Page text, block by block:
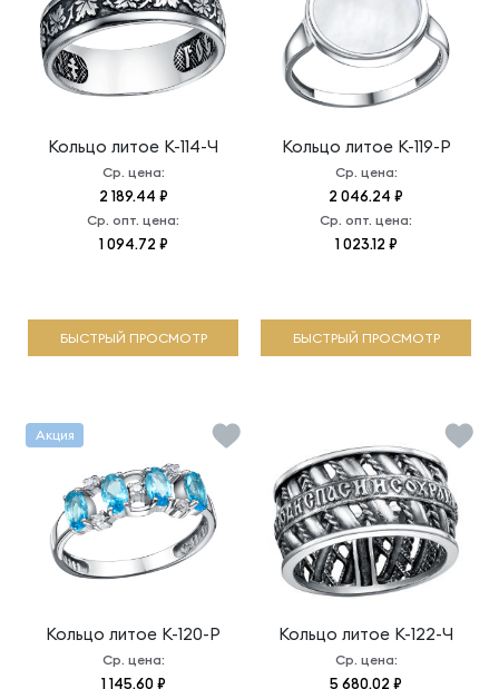
Кольцо литое К-114-Ч
Ср. цена:
2 189.44 ₽
Ср. опт. цена:
1 094.72 ₽
БЫСТРЫЙ ПРОСМОТР
Кольцо литое К-119-Р
Ср. цена:
2 046.24 ₽
Ср. опт. цена:
1 023.12 ₽
БЫСТРЫЙ ПРОСМОТР
Кольцо литое К-120-Р
Ср. цена:
1 145.60 ₽
Акция
Кольцо литое К-122-Ч
Ср. цена:
5 680.02 ₽